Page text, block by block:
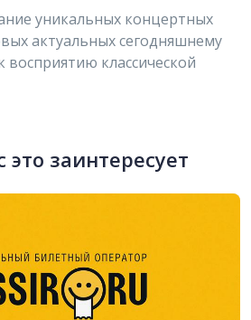
уникальных концертных
актуальных сегодняшнему
классической
заинтересует